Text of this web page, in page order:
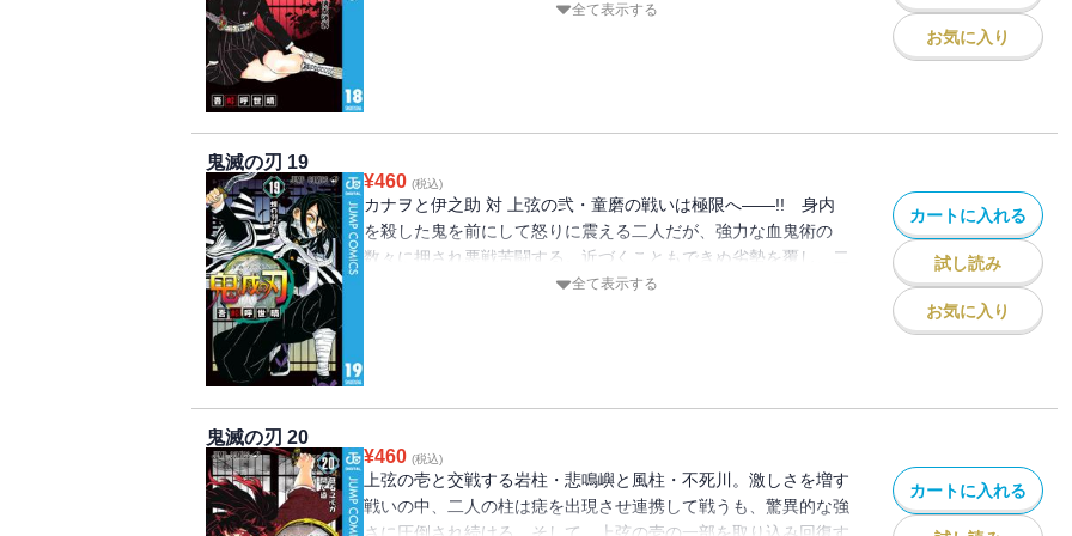
は果たして猗窩座に届くのか…!?全て表示する
お気に入り
鬼滅の刃 19
¥460 (税込)
カナヲと伊之助 対 上弦の弐・童磨の戦いは極限へ――!! 身内
を殺した鬼を前にして怒りに震える二人だが、強力な血鬼術の
数々に押され悪戦苦闘する。近づくこともできぬ劣勢を覆し、二
人は仇討ちを遂げられるのか…!?全て表示する
カートに入れる
試し読み
お気に入り
鬼滅の刃 20
¥460 (税込)
上弦の壱と交戦する岩柱・悲鳴嶼と風柱・不死川。激しさを増す
戦いの中、二人の柱は痣を出現させ連携して戦うも、驚異的な強
カートに入れる